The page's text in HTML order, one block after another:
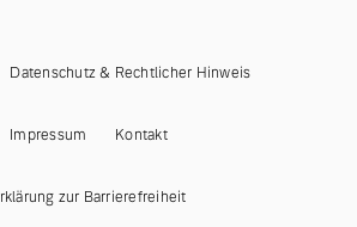
Datenschutz & Rechtlicher Hinweis
Impressum Kontakt
zur Barrierefreiheit